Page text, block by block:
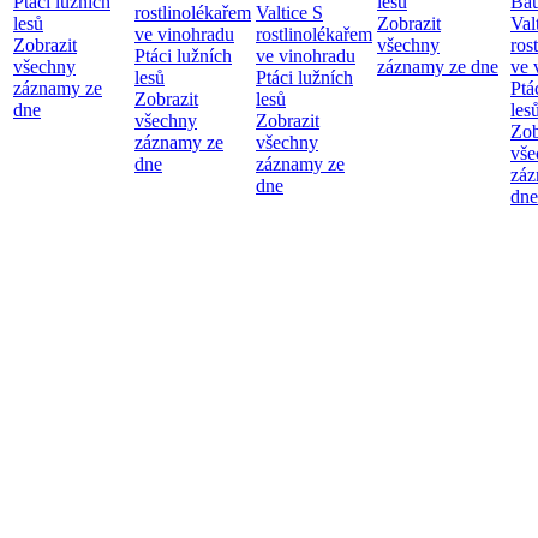
lesů
Zobrazit
všechny
záznamy ze
dne
rostlinolékařem
ve vinohradu
Ptáci lužních
lesů
Zobrazit
všechny
záznamy ze
dne
Valtice S
rostlinolékařem
ve vinohradu
Ptáci lužních
lesů
Zobrazit
všechny
záznamy ze
dne
Zobrazit
všechny
záznamy ze dne ve
dne